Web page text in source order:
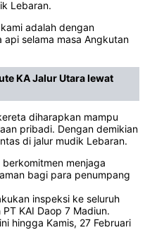
Lebaran.
adalah dengan
api selama masa Angkutan
KA Jalur Utara lewat
diharapkan mampu
pribadi. Dengan demikian
di jalur mudik Lebaran.
menjaga
bagi para penumpang
inspeksi ke seluruh
KAI Daop 7 Madiun.
hingga Kamis, 27 Februari